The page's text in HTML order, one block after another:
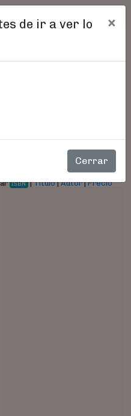
de ir a ver lo
×
Cerrar
ISBN |Título|Autor|Precio